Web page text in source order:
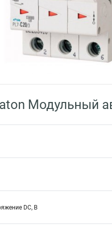
Модульный
DC, В